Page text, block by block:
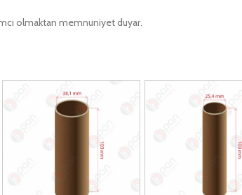
olmaktan memnuniyet duyar.